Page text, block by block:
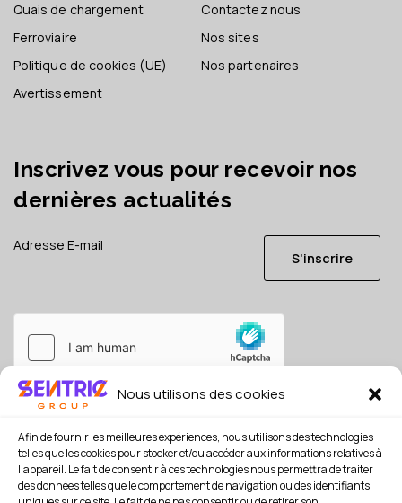
Nous utilisons des cookies
Afin de fournir les meilleures expériences, nous utilisons des technologies
telles que les cookies pour stocker et/ou accéder aux informations relatives à
l'appareil. Le fait de consentir à ces technologies nous permettra de traiter
des données telles que le comportement de navigation ou des identifiants
Quais de chargement
Ferroviaire
Politique de cookies (UE)
Avertissement
Contactez nous
Nos sites
Nos partenaires
Inscrivez vous pour recevoir nos
dernières actualités
S'inscrire
Je consens à ce que mes données soient conservées en
référence, conformément à la
politique de confidentialité
*